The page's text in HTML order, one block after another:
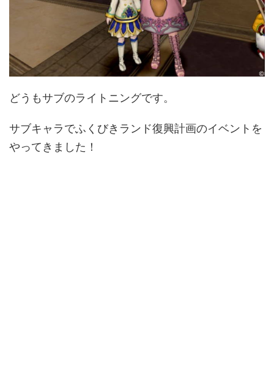
どうもサブのライトニングです。
サブキャラでふくびきランド復興計画のイベントを
やってきました！